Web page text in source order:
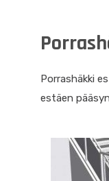
Porrashäkki
estäen